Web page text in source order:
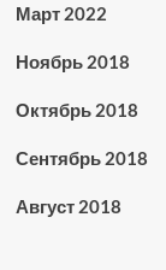
Март 2022
Ноябрь 2018
Октябрь 2018
Сентябрь 2018
Август 2018